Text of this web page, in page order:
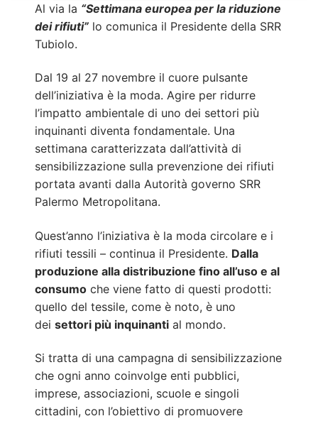
Al via la “Settimana europea per la riduzione
dei rifiuti” lo comunica il Presidente della SRR
Tubiolo.
Dal 19 al 27 novembre il cuore pulsante
dell’iniziativa è la moda. Agire per ridurre
l’impatto ambientale di uno dei settori più
inquinanti diventa fondamentale. Una
settimana caratterizzata dall’attività di
sensibilizzazione sulla prevenzione dei rifiuti
portata avanti dalla Autorità governo SRR
Palermo Metropolitana.
Quest’anno l’iniziativa è la moda circolare e i
rifiuti tessili – continua il Presidente. Dalla
produzione alla distribuzione fino all’uso e al
consumo che viene fatto di questi prodotti:
quello del tessile, come è noto, è uno
deisettori più inquinanti al mondo.
Si tratta di una campagna di sensibilizzazione
che ogni anno coinvolge enti pubblici,
imprese, associazioni, scuole e singoli
cittadini, con l’obiettivo di promuovere